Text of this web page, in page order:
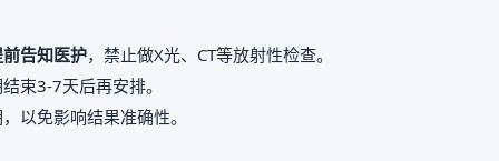
告知医护，禁止做X光、CT等放射性检查。
束3-7天后再安排。
以免影响结果准确性。